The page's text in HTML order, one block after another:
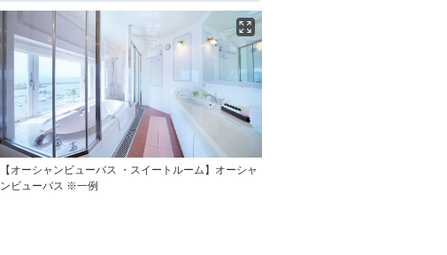
【オーシャンビューバス ・スイートルーム】オーシャ
ンビューバス ※一例